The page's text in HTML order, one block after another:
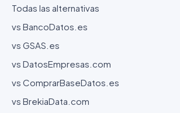
Todas las alternativas
vs BancoDatos.es
vs GSAS.es
vs DatosEmpresas.com
vs ComprarBaseDatos.es
vs BrekiaData.com